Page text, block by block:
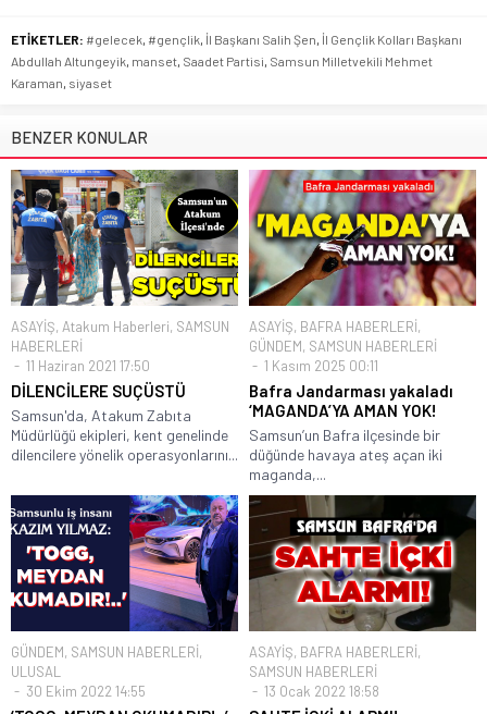
ETİKETLER: #gelecek #gençlik İl Başkanı Salih Şen İl Gençlik Kolları Başkanı
Abdullah Altungeyik manset Saadet Partisi Samsun Milletvekili Mehmet
Karaman siyaset
BENZER KONULAR
ASAYİŞ, Atakum Haberleri, SAMSUN
HABERLERİ
11 Haziran 2021 17:50
DİLENCİLERE SUÇÜSTÜ
Samsun'da, Atakum Zabıta
Müdürlüğü ekipleri, kent genelinde
dilencilere yönelik operasyonlarını...
ASAYİŞ, BAFRA HABERLERİ,
GÜNDEM, SAMSUN HABERLERİ
1 Kasım 2025 00:11
Bafra Jandarması yakaladı
‘MAGANDA’YA AMAN YOK!
Samsun’un Bafra ilçesinde bir
düğünde havaya ateş açan iki
maganda,...
GÜNDEM, SAMSUN HABERLERİ,
ULUSAL
30 Ekim 2022 14:55
ASAYİŞ, BAFRA HABERLERİ,
SAMSUN HABERLERİ
13 Ocak 2022 18:58